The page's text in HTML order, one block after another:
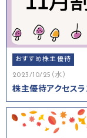
おすすめ株主優待
2023/10/25（水）
株主優待アクセス